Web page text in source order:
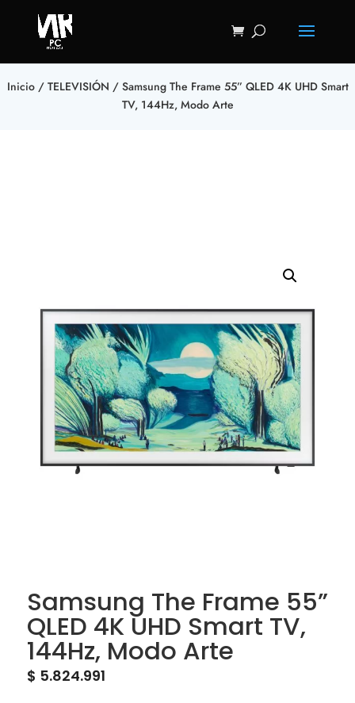
Inicio/ TELEVISIÓN / Samsung The Frame 55” QLED 4K UHD Smart
TV, 144Hz, Modo Arte
Samsung The Frame 55”
QLED 4K UHD Smart TV,
144Hz, Modo Arte
$ 5.824.991